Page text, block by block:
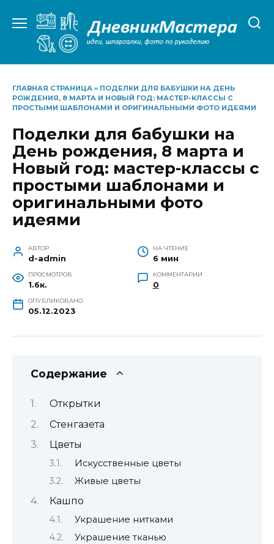
содержанию
ГЛАВНАЯ СТРАНИЦА » ПОДЕЛКИ ДЛЯ БАБУШКИ НА ДЕНЬ
РОЖДЕНИЯ, 8 МАРТА И НОВЫЙ ГОД: МАСТЕР-КЛАССЫ С
ПРОСТЫМИ ШАБЛОНАМИ И ОРИГИНАЛЬНЫМИ ФОТО ИДЕЯМИ
Поделки для бабушки на
День рождения, 8 марта и
Новый год: мастер-классы с
простыми шаблонами и
оригинальными фото
идеями
АВТОР
d-admin
НА ЧТЕНИЕ
6 мин
ПРОСМОТРОВ
1.6к.
КОММЕНТАРИИ
0
ОПУБЛИКОВАНО
05.12.2023
Содержание
Открытки
Стенгазета
Цветы
Искусственные цветы
Живые цветы
Кашпо
Украшение нитками
Украшение тканью